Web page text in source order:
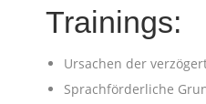
Trainings:
Ursachen der
Sprachförderliche